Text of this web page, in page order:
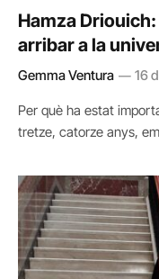
Hamza
arribar a la
Gemma Ventura 16
Per què ha estat
tretze, catorze anys,